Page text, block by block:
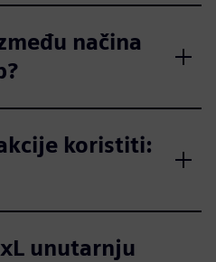
načina
koristiti:
unutarnju